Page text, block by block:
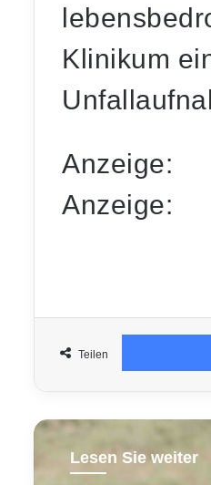
Klinikum
Anzeige:
Anzeige:
Teilen
Lesen Sie weiter